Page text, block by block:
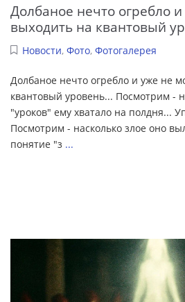
Долбаное нечто огребло
выходить на квантовый
Новости, Фото, Фотогалерея
Долбаное нечто огребло и уже не
квантовый уровень... Посмотрим -
"уроков" ему хватало на полдня...
Посмотрим - насколько злое оно
понятие "з ...